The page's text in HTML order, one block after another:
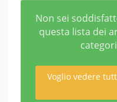
Non sei
questa lista dei
Voglio vedere